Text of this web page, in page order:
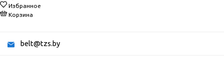
Избранное
Корзина
belt@tzs.by